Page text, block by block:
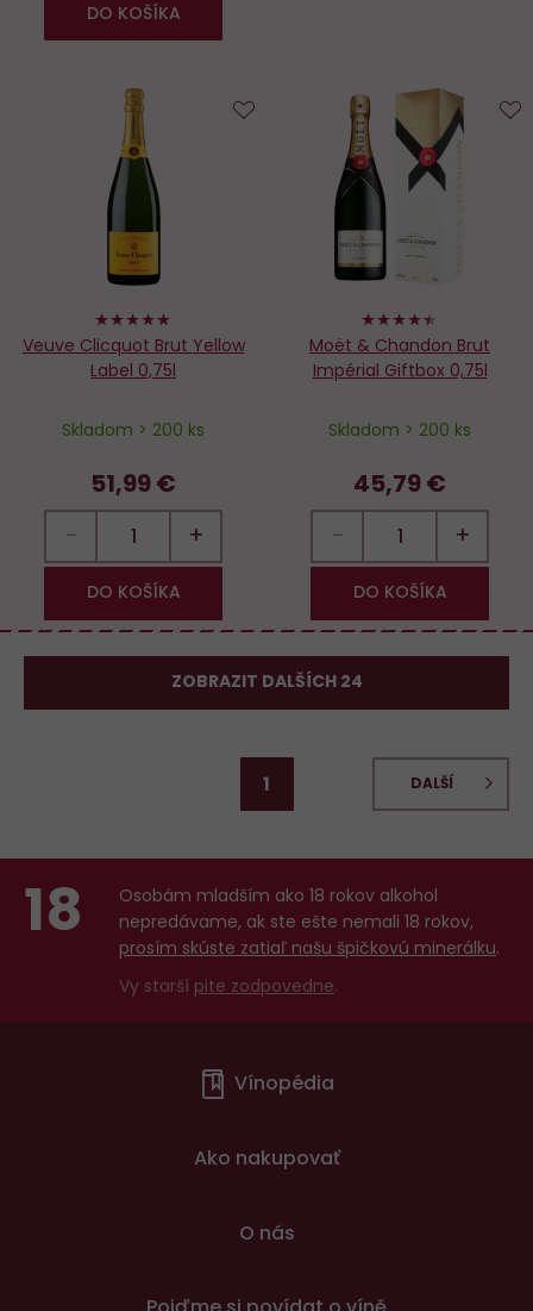
DO KOŠÍKA
100%
Veuve Clicquot Brut Yellow
Label 0,75l
Skladom > 200 ks
51,99 €
− +
DO KOŠÍKA
obľúbených
88%
Moët & Chandon Brut
Impérial Giftbox 0,75l
Skladom > 200 ks
45,79 €
− +
DO KOŠÍKA
ZOBRAZIT DALŠÍCH 24
1 DALŠÍ
18
Osobám mladším ako 18 rokov alkohol
nepredávame, ak ste ešte nemali 18 rokov,
prosím skúste zatiaľ našu špičkovú minerálku.
Vy starší pite zodpovedne.
Vínopédia
Ako nakupovať
O nás